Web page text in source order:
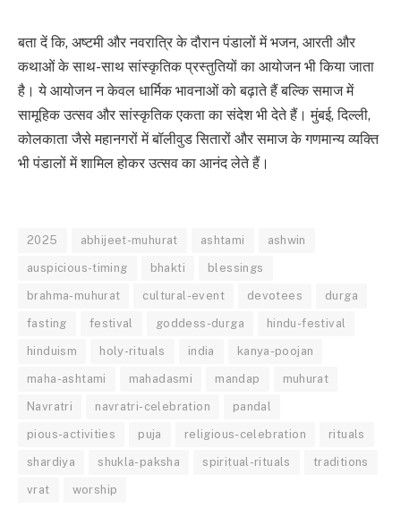
बता दें कि, अष्टमी और नवरात्रि के दौरान पंडालों में भजन, आरती और
कथाओं के साथ-साथ सांस्कृतिक प्रस्तुतियों का आयोजन भी किया जाता
है। ये आयोजन न केवल धार्मिक भावनाओं को बढ़ाते हैं बल्कि समाज में
सामूहिक उत्सव और सांस्कृतिक एकता का संदेश भी देते हैं। मुंबई, दिल्ली,
कोलकाता जैसे महानगरों में बॉलीवुड सितारों और समाज के गणमान्य व्यक्ति
भी पंडालों में शामिल होकर उत्सव का आनंद लेते हैं।
2025 abhijeet-muhurat ashtami ashwin
auspicious-timing bhakti blessings
brahma-muhurat cultural-event devotees durga
fasting festival goddess-durga hindu-festival
hinduism holy-rituals india kanya-poojan
maha-ashtami mahadasmi mandap muhurat
Navratri navratri-celebration pandal
pious-activities puja religious-celebration rituals
shardiya shukla-paksha spiritual-rituals traditions
vrat worship